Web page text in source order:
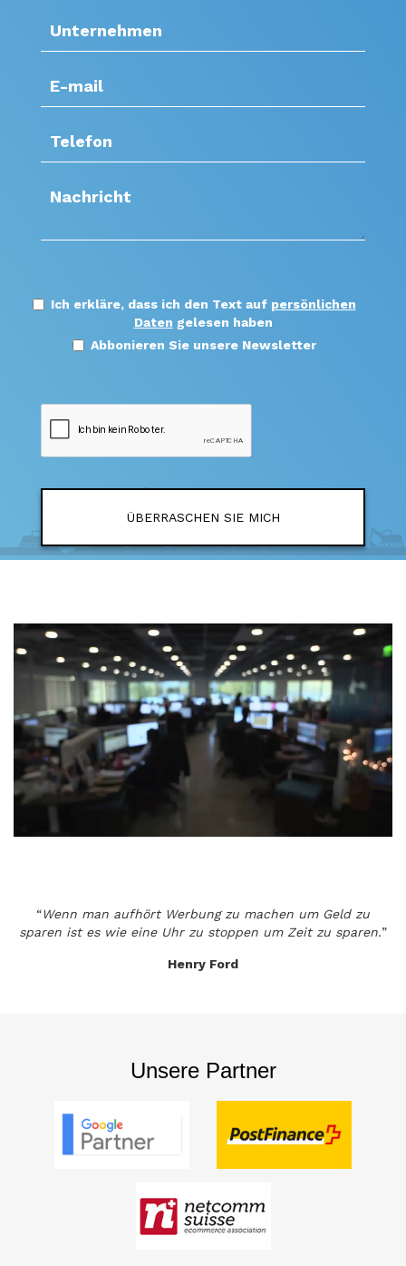
Ich erkläre, dass ich den Text auf persönlichen
Daten gelesen haben
Abbonieren Sie unsere Newsletter
ÜBERRASCHEN SIE MICH
“Wenn man aufhört Werbung zu machen um Geld zu
sparen ist es wie eine Uhr zu stoppen um Zeit zu sparen.”
Henry Ford
Unsere Partner